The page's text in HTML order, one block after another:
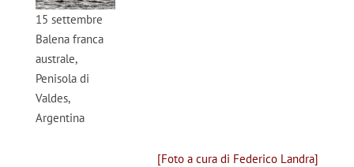
15 settembre
Balena franca
australe,
Penisola di
Valdes,
Argentina
[Foto a cura di Federico Landra]